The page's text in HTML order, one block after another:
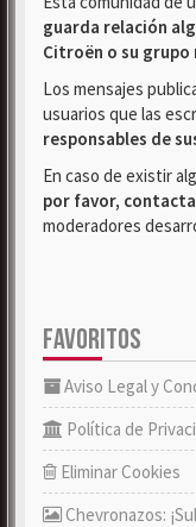
guarda relación
Citroën o su
Los mensajes
usuarios que las
responsables de
En caso de existir
por favor,
moderadores
FAVORITOS
Aviso Legal y
Política de
Eliminar Cookies
Chevronazos: